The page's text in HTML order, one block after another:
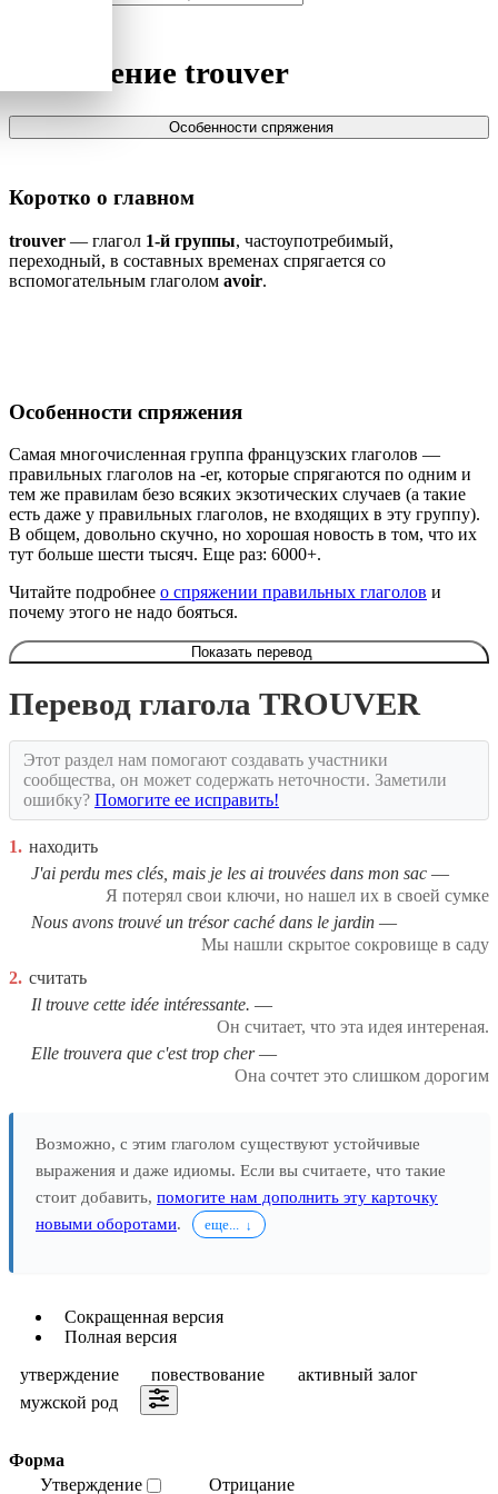
Спряжение trouver
Особенности спряжения
Коротко о главном
trouver — глагол 1-й группы, частоупотребимый,
переходный, в составных временах спрягается со
вспомогательным глаголом avoir.
Особенности спряжения
Самая многочисленная группа французских глаголов —
правильных глаголов на -er, которые спрягаются по одним и
тем же правилам безо всяких экзотических случаев (а такие
есть даже у правильных глаголов, не входящих в эту группу).
В общем, довольно скучно, но хорошая новость в том, что их
тут больше шести тысяч. Еще раз: 6000+.
Читайте подробнее о спряжении правильных глаголов и
почему этого не надо бояться.
Показать перевод
Перевод глагола TROUVER
Этот раздел нам помогают создавать участники
сообщества, он может содержать неточности. Заметили
ошибку? Помогите ее исправить!
1. находить
J'ai perdu mes clés, mais je les ai trouvées dans mon sac
Я потерял свои ключи, но нашел их в своей сумке
Nous avons trouvé un trésor caché dans le jardin
Мы нашли скрытое сокровище в саду
2. считать
Il trouve cette idée intéressante.
Он считает, что эта идея интереная.
Elle trouvera que c'est trop cher
Она сочтет это слишком дорогим
Возможно, с этим глаголом существуют устойчивые
выражения и даже идиомы. Если вы считаете, что такие
стоит добавить, помогите нам дополнить эту карточку
новыми оборотами. еще...
Сокращенная версия
Полная версия
утверждение
повествование
активный залог
мужской род
Форма
Утверждение
Отрицание